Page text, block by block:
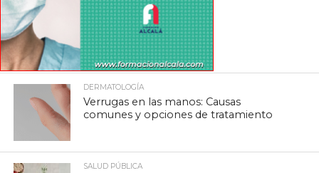
DERMATOLOGÍA
Verrugas en las manos: Causas
comunes y opciones de tratamiento
SALUD PÚBLICA